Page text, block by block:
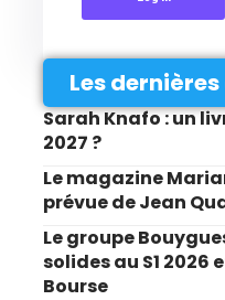
Les
Sarah Knafo : un
2027 ?
Le magazine
prévue de Jean
Le groupe
solides au S1 2026
Bourse